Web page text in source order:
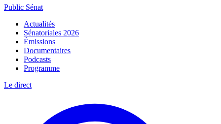
Public Sénat
Actualités
Sénatoriales 2026
Émissions
Documentaires
Podcasts
Programme
Le direct